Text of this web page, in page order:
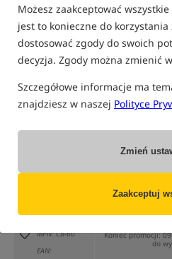
Możesz zaakceptować
jest to konieczne do korzystania
dostosować zgody do swoich
decyzja. Zgody można zmienić
Szczegółowe informacje ma
znajdziesz w naszej Polityce
Zmień
Zaakceptuj
(część opcji mogła zostać ukryta
Opcja Cena PLN
270m / 0.35mm
MPN: CB-60
EAN:
Cena
Koniec promocji:
do